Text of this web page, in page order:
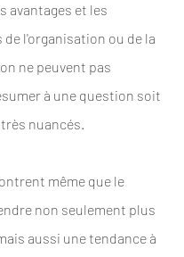
avantages et les
l'organisation ou de la
ne peuvent pas
à une question soit
nuancés.
même que le
non seulement plus
aussi une tendance à